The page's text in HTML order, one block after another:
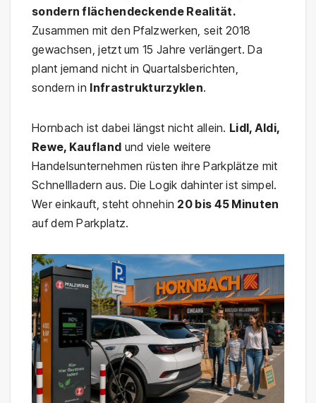
sondern flächendeckende Realität.
Zusammen mit den Pfalzwerken, seit 2018
gewachsen, jetzt um 15 Jahre verlängert. Da
plant jemand nicht in Quartalsberichten,
sondern in Infrastrukturzyklen.
Hornbach ist dabei längst nicht allein. Lidl, Aldi,
Rewe, Kaufland und viele weitere
Handelsunternehmen rüsten ihre Parkplätze mit
Schnellladern aus. Die Logik dahinter ist simpel.
Wer einkauft, steht ohnehin 20 bis 45 Minuten
auf dem Parkplatz.